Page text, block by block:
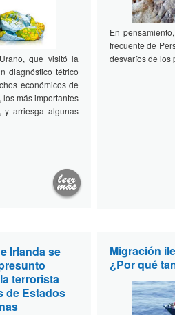
que visitó la
diagnóstico tétrico
económicos de
más importantes
y arriesga algunas
En
frecuente de
desvaríos de los
Irlanda se
terrorista
de Estados
Migración
¿Por qué